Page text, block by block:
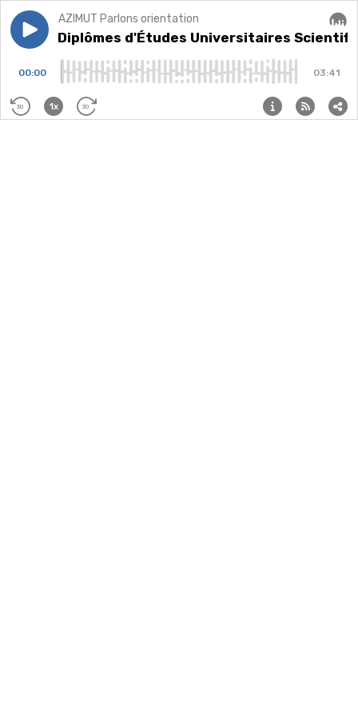
Play episodeDEUST : Diplômes d'Études Universitaires
AZIMUT Parlons orientation
DEUST : Diplômes d'Études Universitaires
00:00 03:41
30 1x 30